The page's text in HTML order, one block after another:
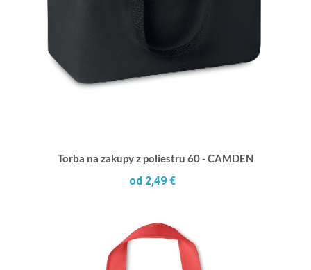
Torba na zakupy z poliestru 60 - CAMDEN
od 2,49 €